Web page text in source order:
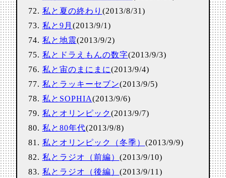
私と夏の終わり (2013/8/31)
私と9月 (2013/9/1)
私と地震(2013/9/2)
私とドラえもんの数字(2013/9/3)
私と宙のまにまに(2013/9/4)
私とラッキーセブン(2013/9/5)
私とSOPHIA(2013/9/6)
私とオリンピック(2013/9/7)
私と80年代(2013/9/8)
私とオリンピック（冬季） (2013/9/9)
私とラジオ（前編） (2013/9/10)
私とラジオ（後編） (2013/9/11)